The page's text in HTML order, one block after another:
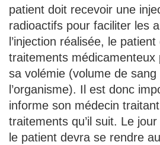
patient doit recevoir une
radioactifs pour faciliter les
l’injection réalisée, le
traitements médicamenteux
sa volémie (volume de
l’organisme). Il est donc
informe son médecin
traitements qu’il suit. Le
le patient devra se rendre